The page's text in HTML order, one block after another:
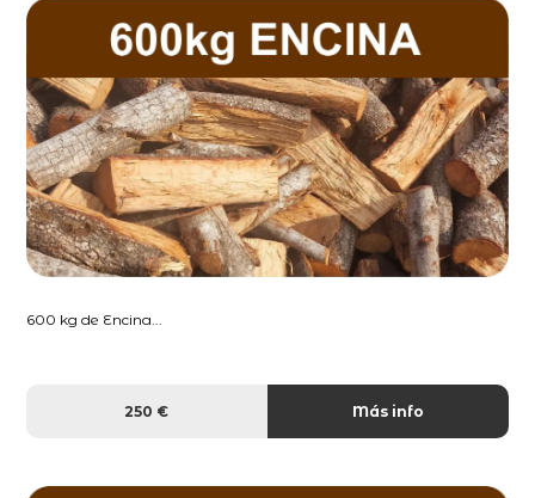
600 kg de Encina...
250 € Más info